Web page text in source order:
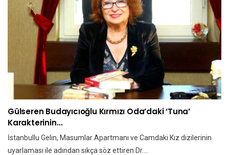
Gülseren Budayıcıoğlu Kırmızı Oda’daki ‘Tuna’
Karakterinin…
İstanbullu Gelin, Masumlar Apartmanı ve Camdaki Kız dizilerinin
uyarlaması ile adından sıkça söz ettiren Dr.…